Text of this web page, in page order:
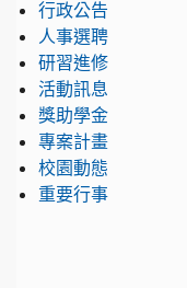
行政公告
人事選聘
研習進修
活動訊息
獎助學金
專案計畫
校園動態
重要行事